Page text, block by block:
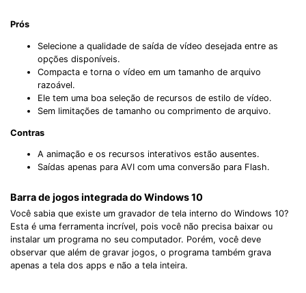
Prós
Selecione a qualidade de saída de vídeo desejada entre as
opções disponíveis.
Compacta e torna o vídeo em um tamanho de arquivo
razoável.
Ele tem uma boa seleção de recursos de estilo de vídeo.
Sem limitações de tamanho ou comprimento de arquivo.
Contras
A animação e os recursos interativos estão ausentes.
Saídas apenas para AVI com uma conversão para Flash.
Barra de jogos integrada do Windows 10
Você sabia que existe um gravador de tela interno do Windows 10?
Esta é uma ferramenta incrível, pois você não precisa baixar ou
instalar um programa no seu computador. Porém, você deve
observar que além de gravar jogos, o programa também grava
apenas a tela dos apps e não a tela inteira.